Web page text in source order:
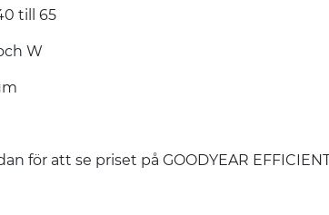
till 65
W
för att se priset på GOODYEAR